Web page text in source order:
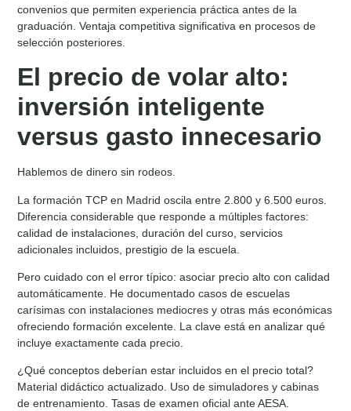
convenios que permiten experiencia práctica antes de la
graduación. Ventaja competitiva significativa en procesos de
selección posteriores.
El precio de volar alto:
inversión inteligente
versus gasto innecesario
Hablemos de dinero sin rodeos.
La formación TCP en Madrid oscila entre 2.800 y 6.500 euros.
Diferencia considerable que responde a múltiples factores:
calidad de instalaciones, duración del curso, servicios
adicionales incluidos, prestigio de la escuela.
Pero cuidado con el error típico: asociar precio alto con calidad
automáticamente. He documentado casos de escuelas
carísimas con instalaciones mediocres y otras más económicas
ofreciendo formación excelente. La clave está en analizar qué
incluye exactamente cada precio.
¿Qué conceptos deberían estar incluidos en el precio total?
Material didáctico actualizado. Uso de simuladores y cabinas
de entrenamiento. Tasas de examen oficial ante AESA.